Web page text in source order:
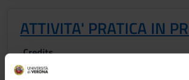
ATTIVITA' PRATICA IN
Credits
2